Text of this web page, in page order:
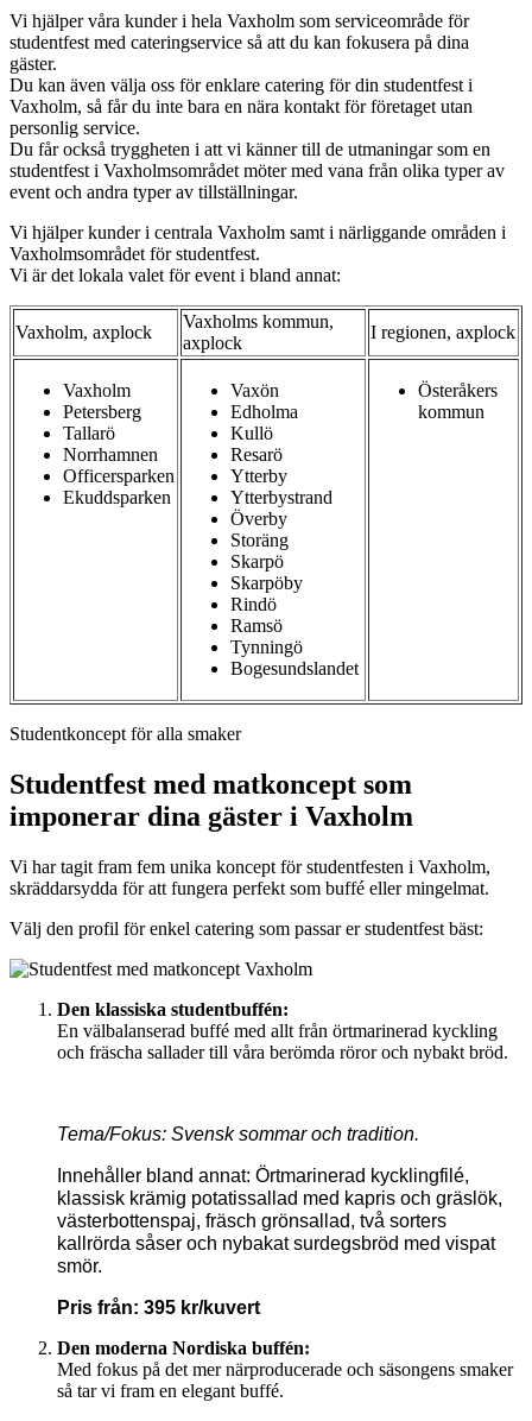
Vi hjälper våra kunder i hela Vaxholm som serviceområde för
studentfest med cateringservice så att du kan fokusera på dina
gäster.
Du kan även välja oss för enklare catering för din studentfest i
Vaxholm, så får du inte bara en nära kontakt för företaget utan
personlig service.
Du får också tryggheten i att vi känner till de utmaningar som en
studentfest i Vaxholmsområdet möter med vana från olika typer av
event och andra typer av tillställningar.
Vi hjälper kunder i centrala Vaxholm samt i närliggande områden i
Vaxholmsområdet för studentfest.
Vi är det lokala valet för event i bland annat:
Vaxholm, axplock
Vaxholms kommun,
axplock
I regionen, axplock
Vaxholm
Petersberg
Tallarö
Norrhamnen
Officersparken
Ekuddsparken
Vaxön
Edholma
Kullö
Resarö
Ytterby
Ytterbystrand
Överby
Storäng
Skarpö
Skarpöby
Rindö
Ramsö
Tynningö
Bogesundslandet
Österåkers
kommun
Studentkoncept för alla smaker
Studentfest med matkoncept som
imponerar dina gäster i Vaxholm
Vi har tagit fram fem unika koncept för studentfesten i Vaxholm,
skräddarsydda för att fungera perfekt som buffé eller mingelmat.
Välj den profil för enkel catering som passar er studentfest bäst:
Den klassiska studentbuffén:
En välbalanserad buffé med allt från örtmarinerad kyckling
och fräscha sallader till våra berömda röror och nybakt bröd.­
Tema/Fokus: Svensk sommar och tradition.
Innehåller bland annat: Örtmarinerad kycklingfilé,
klassisk krämig potatissallad med kapris och gräslök,
västerbottenspaj, fräsch grönsallad, två sorters
kallrörda såser och nybakat surdegsbröd med vispat
smör.
Pris från: 395 kr/kuvert
Den moderna Nordiska buffén:
Med fokus på det mer närproducerade och säsongens smaker
så tar vi fram en elegant buffé.